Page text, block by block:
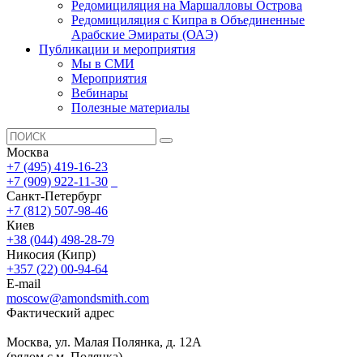
Редомициляция на Маршалловы Острова
Редомициляция с Кипра в Объединенные
Арабские Эмираты (ОАЭ)
Публикации и мероприятия
Мы в СМИ
Мероприятия
Вебинары
Полезные материалы
Москва
+7 (495) 419-16-23
+7 (909) 922-11-30
Санкт-Петербург
+7 (812) 507-98-46
Киев
+38 (044) 498-28-79
Никосия (Кипр)
+357 (22) 00-94-64
E-mail
moscow@amondsmith.com
Фактический адрес
Москва, ул. Малая Полянка, д. 12А